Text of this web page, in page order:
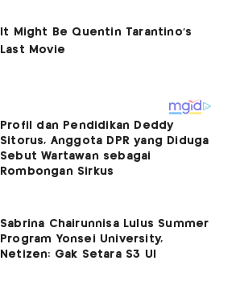
Profil dan Pendidikan Deddy
Sitorus, Anggota DPR yang Diduga
Sebut Wartawan sebagai
Rombongan Sirkus
Sabrina Chairunnisa Lulus Summer
Program Yonsei University,
Netizen: Gak Setara S3 UI